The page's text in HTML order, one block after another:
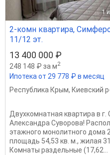
1
2-комн квартира,
11/12 эт.
13 400 000 ₽
248 148 ₽ за м2
Ипотека от 29 778 ₽ в месяц
Республика Крым, Киевский
Двухкомнатная квартира в
Александра Суворова!
этажного монолитного дома
площадь 54,53 кв. м., жилая
Комнаты раздельные (17,62...